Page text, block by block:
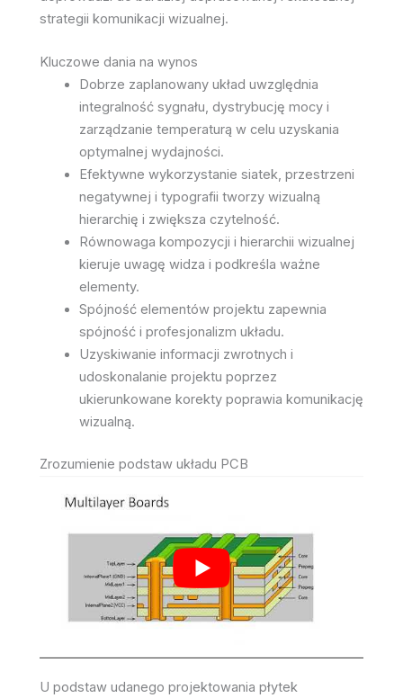
strategii komunikacji wizualnej.
Kluczowe dania na wynos
Dobrze zaplanowany układ uwzględnia
integralność sygnału, dystrybucję mocy i
zarządzanie temperaturą w celu uzyskania
optymalnej wydajności.
Efektywne wykorzystanie siatek, przestrzeni
negatywnej i typografii tworzy wizualną
hierarchię i zwiększa czytelność.
Równowaga kompozycji i hierarchii wizualnej
kieruje uwagę widza i podkreśla ważne
elementy.
Spójność elementów projektu zapewnia
spójność i profesjonalizm układu.
Uzyskiwanie informacji zwrotnych i
udoskonalanie projektu poprzez
ukierunkowane korekty poprawia komunikację
wizualną.
Zrozumienie podstaw układu PCB
U podstaw udanego projektowania płytek